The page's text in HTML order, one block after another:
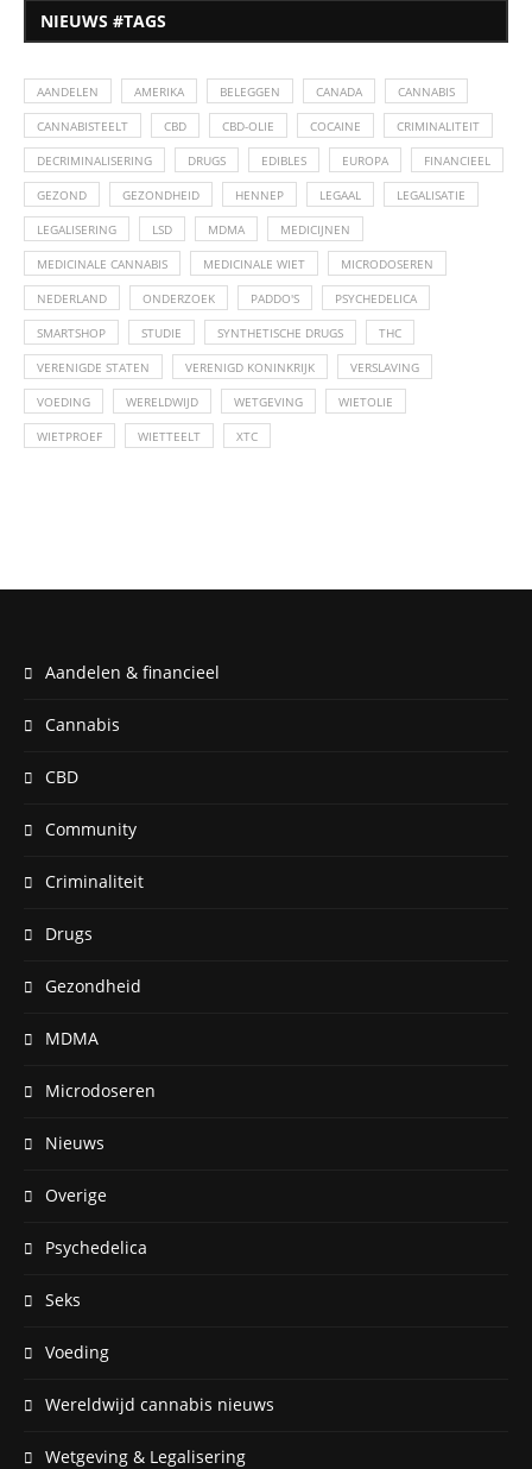
NIEUWS #TAGS
AANDELEN AMERIKA BELEGGEN CANADA CANNABIS
CANNABISTEELT CBD CBD-OLIE COCAINE CRIMINALITEIT
DECRIMINALISERING DRUGS EDIBLES EUROPA FINANCIEEL
GEZOND GEZONDHEID HENNEP LEGAAL LEGALISATIE
LEGALISERING LSD MDMA MEDICIJNEN
MEDICINALE CANNABIS MEDICINALE WIET MICRODOSEREN
NEDERLAND ONDERZOEK PADDO'S PSYCHEDELICA
SMARTSHOP STUDIE SYNTHETISCHE DRUGS THC
VERENIGDE STATEN VERENIGD KONINKRIJK VERSLAVING
VOEDING WERELDWIJD WETGEVING WIETOLIE
WIETPROEF WIETTEELT XTC
Aandelen & financieel
Cannabis
CBD
Community
Criminaliteit
Drugs
Gezondheid
MDMA
Microdoseren
Nieuws
Overige
Psychedelica
Seks
Voeding
Wereldwijd cannabis nieuws
Wetgeving & Legalisering